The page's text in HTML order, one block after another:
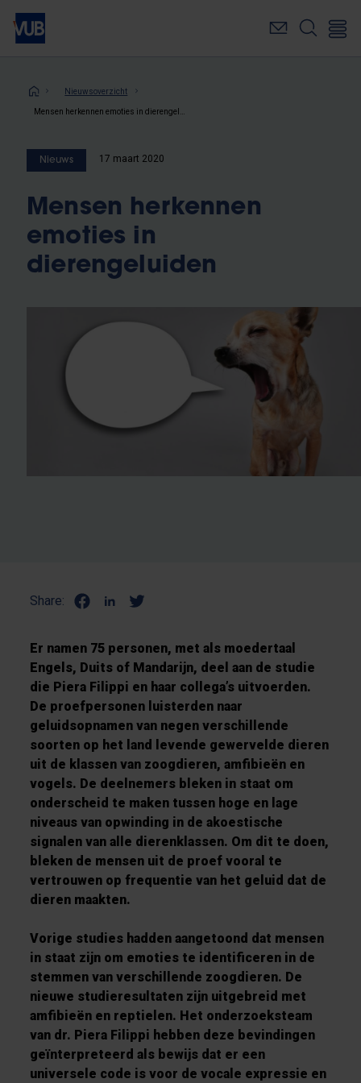
Overslaan
naar
inhoudKruimelpad
Nieuwsoverzicht
Nieuws 17 maart 2020
Mensen herkennen
emoties in
dierengeluiden
Share:
Er namen 75 personen, met als moedertaal
Engels, Duits of Mandarijn, deel aan de studie
die Piera Filippi en haar collega’s uitvoerden.
De proefpersonen luisterden naar
geluidsopnamen van negen verschillende
soorten op het land levende gewervelde dieren
uit de klassen van zoogdieren, amfibieën en
vogels. De deelnemers bleken in staat om
onderscheid te maken tussen hoge en lage
niveaus van opwinding in de akoestische
signalen van alle dierenklassen. Om dit te doen,
bleken de mensen uit de proef vooral te
vertrouwen op frequentie van het geluid dat de
dieren maakten.
Vorige studies hadden aangetoond dat mensen
in staat zijn om emoties te identificeren in de
stemmen van verschillende zoogdieren. De
nieuwe studieresultaten zijn uitgebreid met
amfibieën en reptielen. Het onderzoeksteam
van dr. Piera Filippi hebben deze bevindingen
geïnterpreteerd als bewijs dat er een
universele code is voor de vocale expressie en